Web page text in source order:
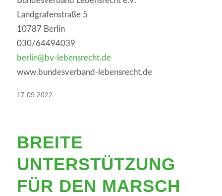
Landgrafenstraße 5
10787 Berlin
030/64494039
berlin@bv-lebensrecht.de
www.bundesverband-lebensrecht.de
17.09.2022
BREITE
UNTERSTÜTZUNG
FÜR DEN MARSCH